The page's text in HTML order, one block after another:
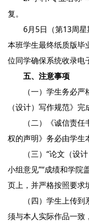
复。
6月5日（第13周
本班学生最终纸质版毕
位同学确保系统收录电
五、注意事项
（一）学生务必
（设计）写作规范》完
（二）《诚信责
权的声明》务必由学生
（三）“论文（设
小组意见”“成绩和学院
页上，并严格按照要求
（四）学生上传
须与本人实际作品一致